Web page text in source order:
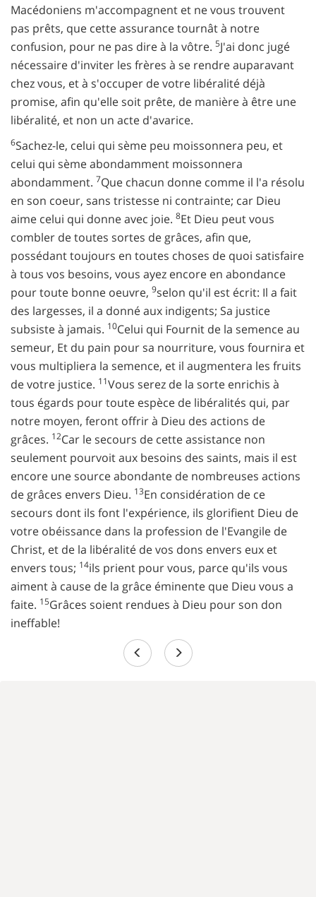
Macédoniens m'accompagnent et ne vous trouvent
pas prêts, que cette assurance tournât à notre
confusion, pour ne pas dire à la vôtre. 5J'ai donc jugé
nécessaire d'inviter les frères à se rendre auparavant
chez vous, et à s'occuper de votre libéralité déjà
promise, afin qu'elle soit prête, de manière à être une
libéralité, et non un acte d'avarice.
6Sachez-le, celui qui sème peu moissonnera peu, et
celui qui sème abondamment moissonnera
abondamment. 7Que chacun donne comme il l'a résolu
en son coeur, sans tristesse ni contrainte; car Dieu
aime celui qui donne avec joie. 8Et Dieu peut vous
combler de toutes sortes de grâces, afin que,
possédant toujours en toutes choses de quoi satisfaire
à tous vos besoins, vous ayez encore en abondance
pour toute bonne oeuvre, 9selon qu'il est écrit: Il a fait
des largesses, il a donné aux indigents; Sa justice
subsiste à jamais. 10Celui qui Fournit de la semence au
semeur, Et du pain pour sa nourriture, vous fournira et
vous multipliera la semence, et il augmentera les fruits
de votre justice. 11Vous serez de la sorte enrichis à
tous égards pour toute espèce de libéralités qui, par
notre moyen, feront offrir à Dieu des actions de
grâces. 12Car le secours de cette assistance non
seulement pourvoit aux besoins des saints, mais il est
encore une source abondante de nombreuses actions
de grâces envers Dieu. 13En considération de ce
secours dont ils font l'expérience, ils glorifient Dieu de
votre obéissance dans la profession de l'Evangile de
Christ, et de la libéralité de vos dons envers eux et
envers tous; 14ils prient pour vous, parce qu'ils vous
aiment à cause de la grâce éminente que Dieu vous a
faite. 15Grâces soient rendues à Dieu pour son don
ineffable!